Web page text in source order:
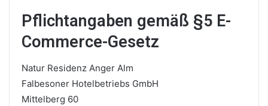
Pflichtangaben gemäß §5 E-
Commerce-Gesetz
Natur Residenz Anger Alm
Falbesoner Hotelbetriebs GmbH
Mittelberg 60